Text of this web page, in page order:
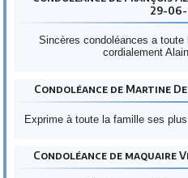
29-
Sincères condoléances a
cordialement
Condoléance de Martine
Exprime à toute la famille ses
Condoléance de maquaire